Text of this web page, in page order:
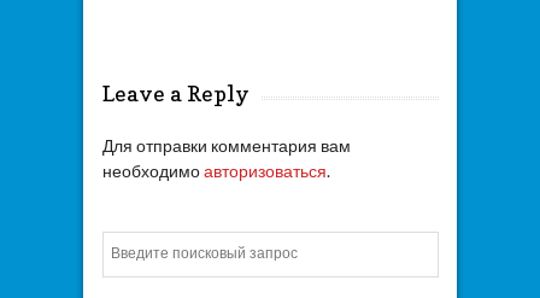
Leave a Reply
Для отправки комментария вам
необходимоавторизоваться.